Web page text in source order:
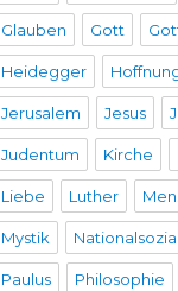
Glauben Gott
Heidegger
Jerusalem Jesus
Judentum Kirche
Liebe Luther
Mystik
Paulus Philosophie